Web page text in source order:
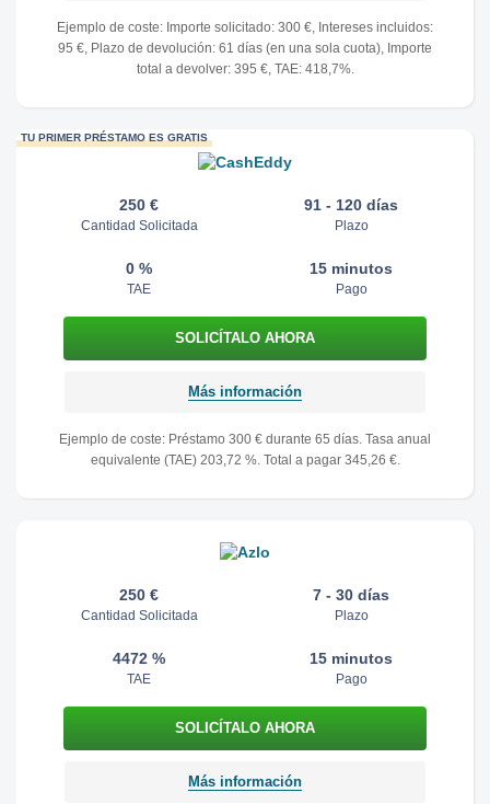
Ejemplo de coste: Importe solicitado: 300 €, Intereses incluidos:
95 €, Plazo de devolución: 61 días (en una sola cuota), Importe
total a devolver: 395 €, TAE: 418,7%.
TU PRIMER PRÉSTAMO ES GRATIS
250 €
Cantidad Solicitada
91 - 120 días
Plazo
0 %
TAE
15 minutos
Pago
Más información
Ejemplo de coste: Préstamo 300 € durante 65 días. Tasa anual
equivalente (TAE) 203,72 %. Total a pagar 345,26 €.
250 €
Cantidad Solicitada
7 - 30 días
Plazo
4472 %
TAE
15 minutos
Pago
Más información